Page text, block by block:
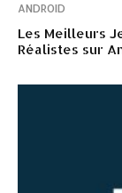
ANDROID
Les Meilleurs
Réalistes sur